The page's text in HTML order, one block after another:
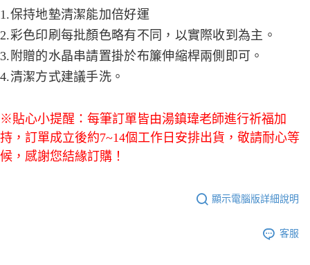
1.保持地墊清潔能加倍好運
2.彩色印刷每批顏色略有不同，以實際收到為主。
3.附贈的水晶串請置掛於布簾伸縮桿兩側即可。
4.清潔方式建議手洗。
※貼心小提醒：每筆訂單皆由湯鎮瑋老師進行祈福加
持，訂單成立後約7~14個工作日安排出貨，敬請耐心等
候，感謝您結緣訂購！
顯示電腦版詳細說明
客服